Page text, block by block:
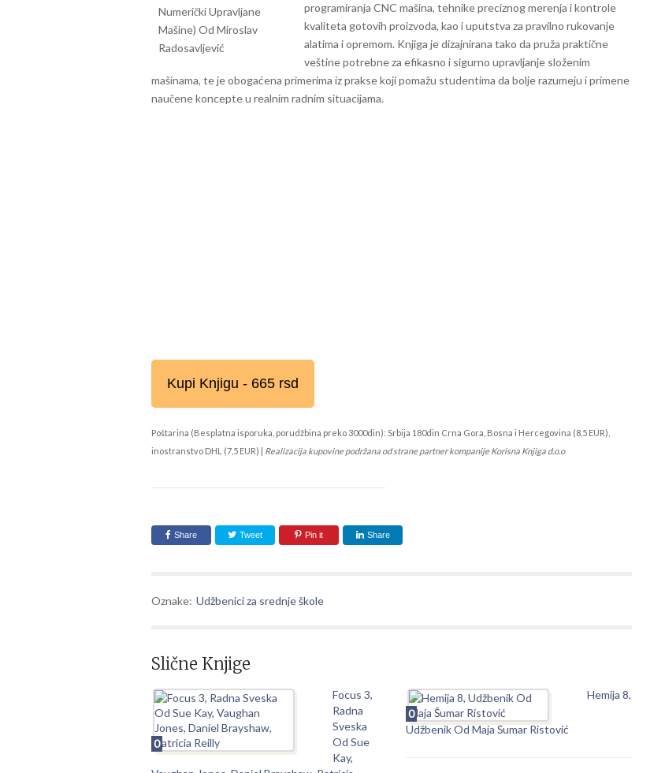
programiranja CNC mašina, tehnike preciznog merenja i kontrole
kvaliteta gotovih proizvoda, kao i uputstva za pravilno rukovanje
alatima i opremom. Knjiga je dizajnirana tako da pruža praktične
veštine potrebne za efikasno i sigurno upravljanje složenim
mašinama, te je obogaćena primerima iz prakse koji pomažu studentima da bolje razumeju i primene
naučene koncepte u realnim radnim situacijama.
Kupi Knjigu - 665 rsd
Poštarina (Besplatna isporuka, porudžbina preko 3000din): Srbija 180din Crna Gora, Bosna i Hercegovina (8,5 EUR),
inostranstvo DHL (7,5 EUR) | Realizacija kupovine podržana od strane partner kompanije Korisna Knjiga d.o.o
Share Tweet Pin it Share
Oznake: Udžbenici za srednje škole
Slične Knjige
0
Focus 3,
Radna
Sveska
Od Sue
Kay,
0
Hemija 8,
Udžbenik Od Maja Šumar Ristović